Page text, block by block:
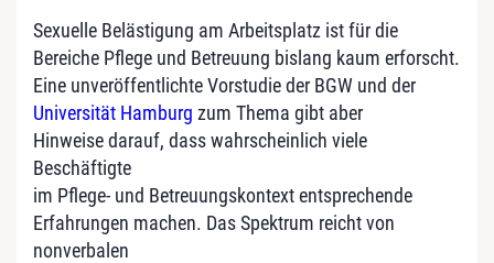
Sexuelle Belästigung am Arbeitsplatz ist für die
Bereiche Pflege und Betreuung bislang kaum erforscht.
Eine unveröffentlichte Vorstudie der BGW und der
Universität Hamburg zum Thema gibt aber
Hinweise darauf, dass wahrscheinlich viele
Beschäftigte
im Pflege- und Betreuungskontext entsprechende
Erfahrungen machen. Das Spektrum reicht von
nonverbalen